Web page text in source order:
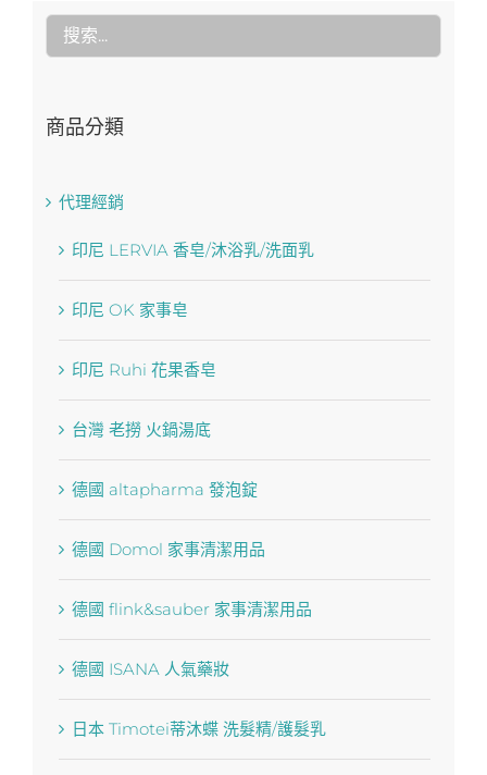
商品分類
代理經銷
印尼 LERVIA 香皂/沐浴乳/洗面乳
印尼 OK 家事皂
印尼 Ruhi 花果香皂
台灣 老撈 火鍋湯底
德國 altapharma 發泡錠
德國 Domol 家事清潔用品
德國 flink&sauber 家事清潔用品
德國 ISANA 人氣藥妝
日本 Timotei蒂沐蝶 洗髮精/護髮乳